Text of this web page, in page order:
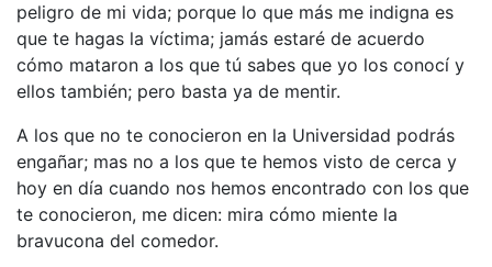
peligro de mi vida; porque lo que más me indigna es
que te hagas la víctima; jamás estaré de acuerdo
cómo mataron a los que tú sabes que yo los conocí y
ellos también; pero basta ya de mentir.
A los que no te conocieron en la Universidad podrás
engañar; mas no a los que te hemos visto de cerca y
hoy en día cuando nos hemos encontrado con los que
te conocieron, me dicen: mira cómo miente la
bravucona del comedor.